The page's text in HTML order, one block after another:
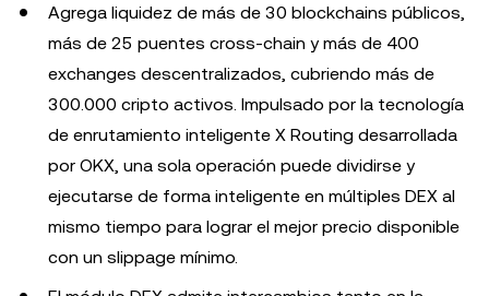
Agrega liquidez de más de 30 blockchains públicos,
más de 25 puentes cross-chain y más de 400
exchanges descentralizados, cubriendo más de
300.000 cripto activos. Impulsado por la tecnología
de enrutamiento inteligente X Routing desarrollada
por OKX, una sola operación puede dividirse y
ejecutarse de forma inteligente en múltiples DEX al
mismo tiempo para lograr el mejor precio disponible
con un slippage mínimo.